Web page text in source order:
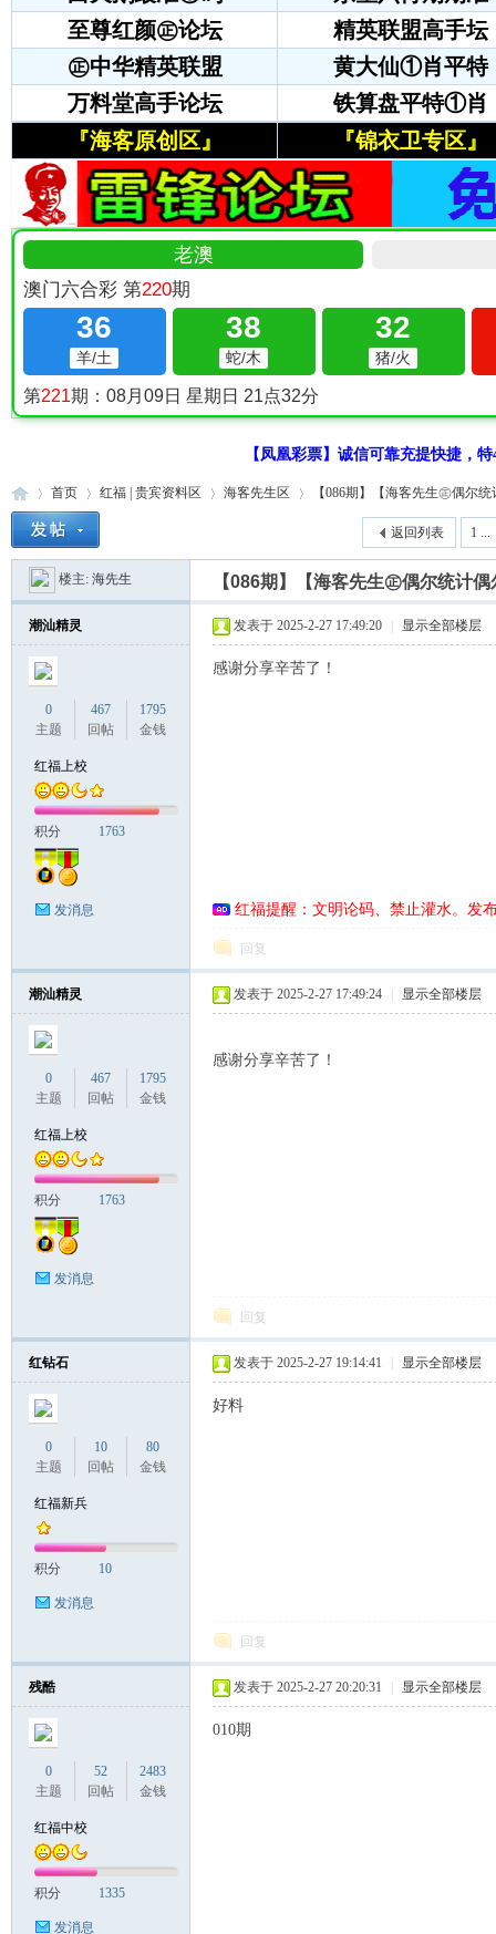
【凤凰彩票】诚信可靠充提快捷，
»
首页
›
红福 | 贵宾资料区 海客先生区 【086期】【海客先生㊣偶尔
1 ...
返回列表
楼主: 海先生 【086期】【海客先生㊣偶尔统计偶
潮汕精灵
0
主题
467
回帖
1795
金钱
红福上校
积分 1763
发消息
发表于 2025-2-27 17:49:20 显示全部楼层
感谢分享辛苦了！
红福提醒：文明论码、禁止灌水。发
回复
潮汕精灵
0
主题
467
回帖
1795
金钱
红福上校
积分 1763
发消息
发表于 2025-2-27 17:49:24 显示全部楼层
感谢分享辛苦了！
回复
红钻石
0
主题
10
回帖
80
金钱
红福新兵
积分 10
发消息
发表于 2025-2-27 19:14:41 显示全部楼层
好料
回复
残酷
0
主题
52
回帖
2483
金钱
红福中校
积分 1335
发消息
发表于 2025-2-27 20:20:31 显示全部楼层
010期